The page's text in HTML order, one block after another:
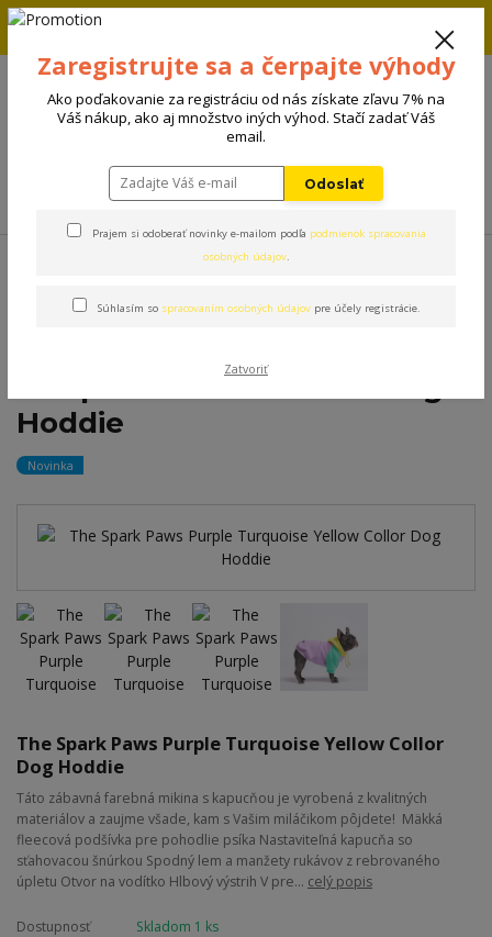
Zľava 5% na prvú objednávku. Zadaj kód FIRST5 a zľava sa
+421 908 198 133 (Po-Pia, 8-15 hod.)
The Spark Paws Purple Turquoise Yellow Collor Dog
Turquoise Yellow Collor Dog
Hoddie
Novinka
The Spark Paws Purple Turquoise Yellow Collor
Dog Hoddie
Táto zábavná farebná mikina s kapucňou je vyrobená z kvalitných
materiálov a zaujme všade, kam s Vašim miláčikom pôjdete! Mäkká
fleecová podšívka pre pohodlie psíka Nastaviteľná kapucňa so
sťahovacou šnúrkou Spodný lem a manžety rukávov z rebrovaného
úpletu Otvor na vodítko Hlbový výstrih V pre... celý popis
Dostupnosť
Skladom 1 ks
Zaregistrujte sa a čerpajte výhody
Ako poďakovanie za registráciu od nás získate zľavu 7% na
Váš nákup, ako aj množstvo iných výhod. Stačí zadať Váš
email.
Odoslať
Prajem si odoberať novinky e-mailom podľa podmienok spracovania
osobných údajov.
Súhlasím so spracovaním osobných údajovpre účely registrácie.
Zatvoriť